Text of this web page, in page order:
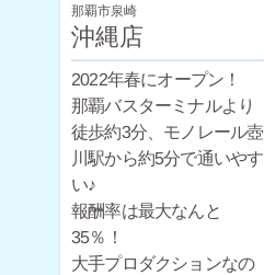
那覇市泉崎
沖縄店
2022年春にオープン！
那覇バスターミナルより
徒歩約3分、モノレール壺
川駅から約5分で通いやす
い♪
報酬率は最大なんと
35％！
大手プロダクションなの